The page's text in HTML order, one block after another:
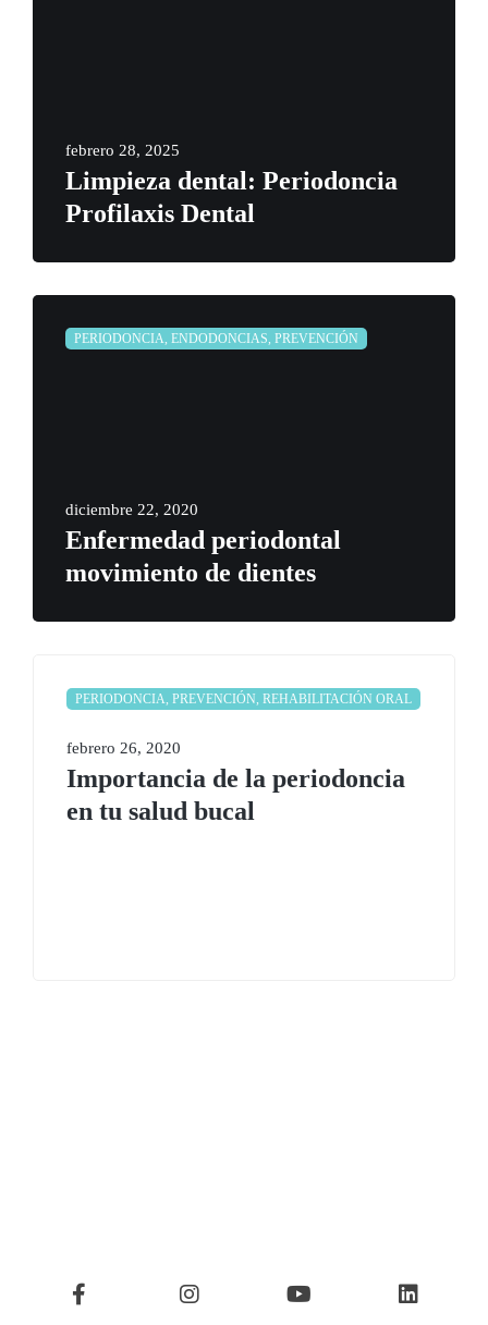
febrero 28, 2025
Limpieza dental: Periodoncia
Profilaxis Dental
PERIODONCIA, ENDODONCIAS, PREVENCIÓN
diciembre 22, 2020
Enfermedad periodontal
movimiento de dientes
PERIODONCIA, PREVENCIÓN, REHABILITACIÓN ORAL
febrero 26, 2020
Importancia de la periodoncia
en tu salud bucal